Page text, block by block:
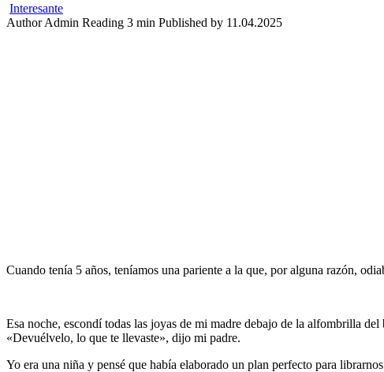
Interesante
Author Admin Reading 3 min Published by 11.04.2025
Cuando tenía 5 años, teníamos una pariente a la que, por alguna razón,
Esa noche, escondí todas las joyas de mi madre debajo de la alfombrilla
«Devuélvelo, lo que te llevaste», dijo mi padre.
Yo era una niña y pensé que había elaborado un plan perfecto para